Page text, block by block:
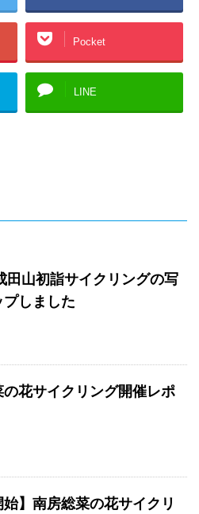
Pocket
LINE
田山初詣サイクリングの写
しました
の花サイクリング開催レポ
始】南房総菜の花サイクリ